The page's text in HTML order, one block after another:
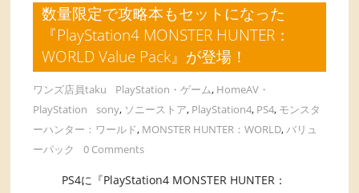
数量限定で攻略本もセットになった
『PlayStation4 MONSTER HUNTER：
WORLD Value Pack』が登場！
ワンズ店員taku PlayStation・ゲーム, HomeAV・
PlayStation
sony, ソニーストア, PlayStation4, PS4, モンスタ
ーハンター：ワールド, MONSTER HUNTER：WORLD,バリュ
ーパック
0 Comments
PS4に『PlayStation4 MONSTER HUNTER：